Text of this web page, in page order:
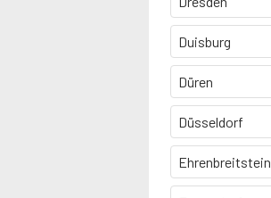
Duisburg
Düren
Düsseldorf
Ehrenbreitstein